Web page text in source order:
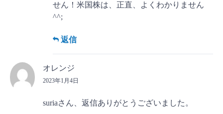
せん！米国株は、正直、よくわかりません
^^;
返信
オレンジ
2023年1月4日
suriaさん、返信ありがとうございました。